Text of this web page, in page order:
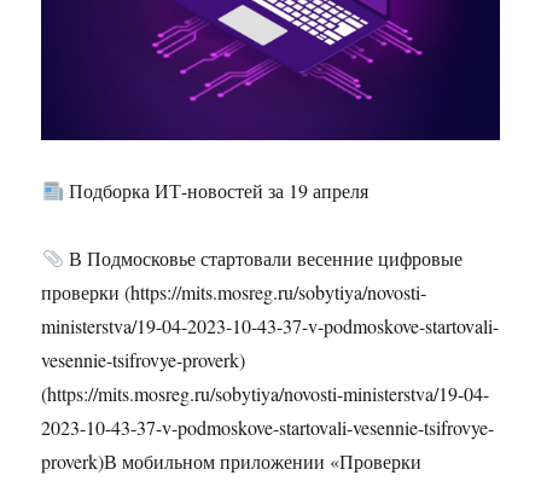
Подборка ИТ-новостей за 19 апреля
В Подмосковье стартовали весенние цифровые
проверки (https://mits.mosreg.ru/sobytiya/novosti-
ministerstva/19-04-2023-10-43-37-v-podmoskove-startovali-
vesennie-tsifrovye-proverk)
(https://mits.mosreg.ru/sobytiya/novosti-ministerstva/19-04-
2023-10-43-37-v-podmoskove-startovali-vesennie-tsifrovye-
proverk)В мобильном приложении «Проверки